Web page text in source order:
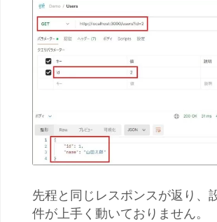
先程と同じレスポンスが返り、
件が上手く動いておりません。